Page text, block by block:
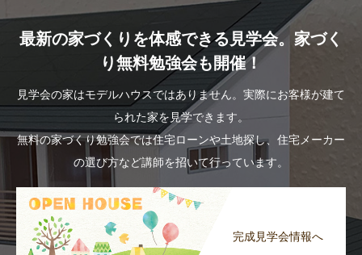
最新の家づくりを体感できる見学会。家づく
り無料勉強会も開催！
見学会の家はモデルハウスではありません。実際にお客様が建て
られた家を見学できます。
無料の家づくり勉強会では住宅ローンや土地探し、住宅メーカー
の選び方など講師を招いて行っています。
完成見学会情報へ